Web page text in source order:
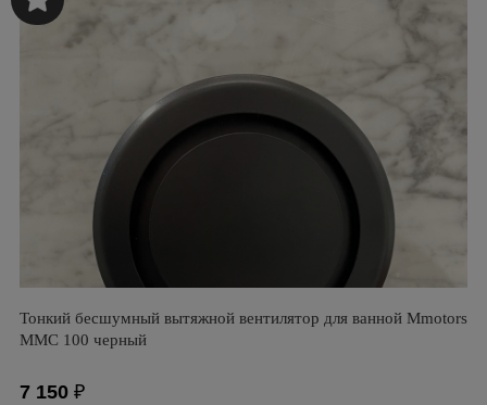
Тонкий бесшумный вытяжной вентилятор для ванной Mmotors
ММC 100 черный
7 150 ₽